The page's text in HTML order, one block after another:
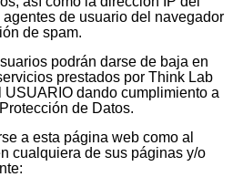
de usuario del navegador
de spam.
podrán darse de baja en
prestados por Think Lab
USUARIO dando cumplimiento a
de Datos.
a esta página web como al
cualquiera de sus páginas y/o